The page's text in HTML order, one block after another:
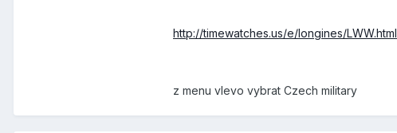
http://timewatches.us/e/longines/LWW.html
z menu vlevo vybrat Czech military